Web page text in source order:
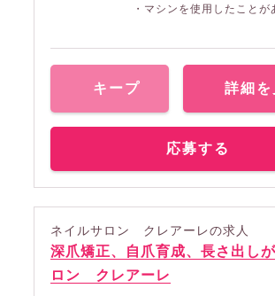
・マシンを使用したことが
キープ 詳細を
応募する
ネイルサロン クレアーレの求人
深爪矯正、自爪育成、長さ出し
ロン クレアーレ